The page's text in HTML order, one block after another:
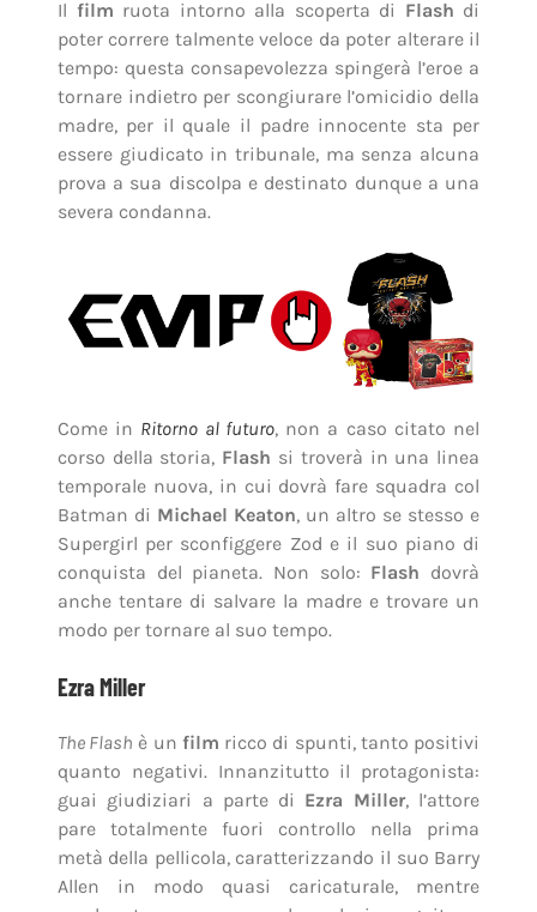
Il film ruota intorno alla scoperta di Flash di
poter correre talmente veloce da poter alterare il
tempo: questa consapevolezza spingerà l’eroe a
tornare indietro per scongiurare l’omicidio della
madre, per il quale il padre innocente sta per
essere giudicato in tribunale, ma senza alcuna
prova a sua discolpa e destinato dunque a una
severa condanna.
Come in Ritorno al futuro, non a caso citato nel
corso della storia, Flash si troverà in una linea
temporale nuova, in cui dovrà fare squadra col
Batman di Michael Keaton, un altro se stesso e
Supergirl per sconfiggere Zod e il suo piano di
conquista del pianeta. Non solo: Flash dovrà
anche tentare di salvare la madre e trovare un
modo per tornare al suo tempo.
Ezra Miller
The Flash è un film ricco di spunti, tanto positivi
quanto negativi. Innanzitutto il protagonista:
guai giudiziari a parte di Ezra Miller, l’attore
pare totalmente fuori controllo nella prima
metà della pellicola, caratterizzando il suo Barry
Allen in modo quasi caricaturale, mentre